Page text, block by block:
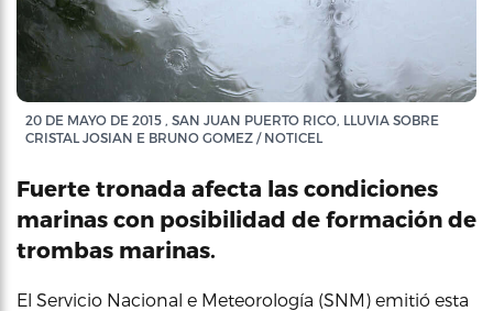
20 DE MAYO DE 2015 , SAN JUAN PUERTO RICO, LLUVIA SOBRE
CRISTAL JOSIAN E BRUNO GOMEZ / NOTICEL
Fuerte tronada afecta las condiciones
marinas con posibilidad de formación de
trombas marinas.
El Servicio Nacional e Meteorología (SNM) emitió esta